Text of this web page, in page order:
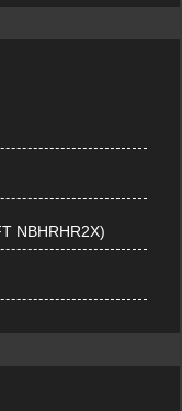
NBHRHR2X)